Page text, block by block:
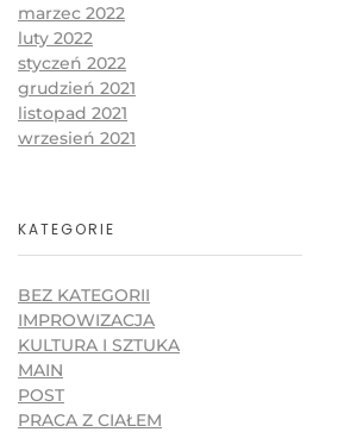
marzec 2022
luty 2022
styczeń 2022
grudzień 2021
listopad 2021
wrzesień 2021
KATEGORIE
BEZ KATEGORII
IMPROWIZACJA
KULTURA I SZTUKA
MAIN
POST
PRACA Z CIAŁEM